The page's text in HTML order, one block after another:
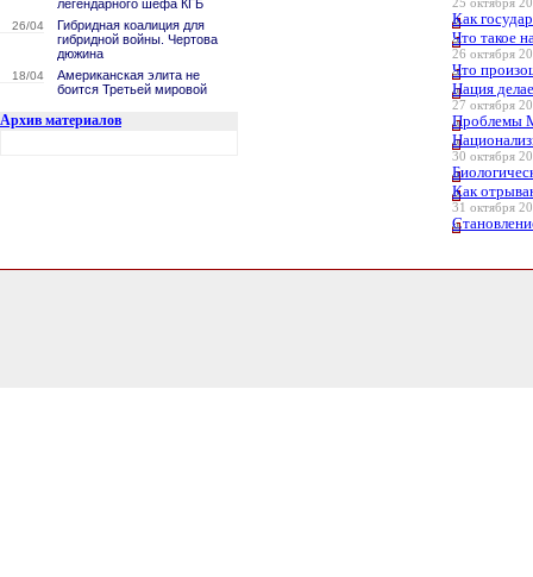
легендарного шефа КГБ
26/04
Гибридная коалиция для
гибридной войны. Чертова
дюжина
18/04
Американская элита не
боится Третьей мировой
Архив материалов
25 октября
Как
Что такое
26 октября
Что
Нация
27 октября
Проблемы
30 октября
Как
31 октября